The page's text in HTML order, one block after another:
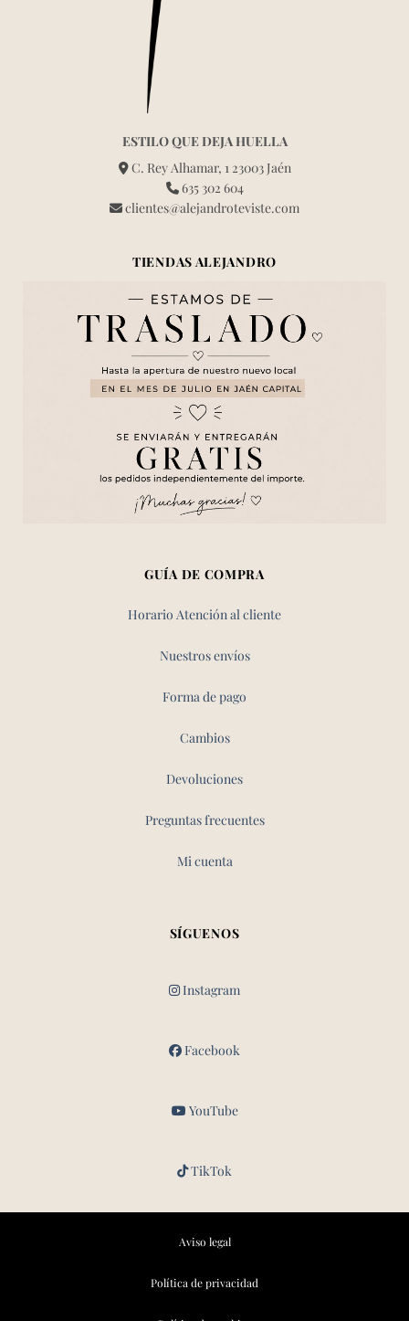
ESTILO QUE DEJA HUELLA
C. Rey Alhamar, 1 23003 Jaén
635 302 604
clientes@alejandroteviste.com
TIENDAS ALEJANDRO
GUÍA DE COMPRA
Horario Atención al cliente
Nuestros envíos
Forma de pago
Cambios
Devoluciones
Preguntas frecuentes
Mi cuenta
SÍGUENOS
Instagram
Facebook
YouTube
TikTok
Aviso legal
Política de privacidad